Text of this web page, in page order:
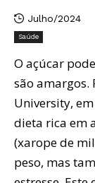
Julho/2024
Saúde
O açúcar
são amargos.
University,
dieta rica em
(xarope de
peso, mas